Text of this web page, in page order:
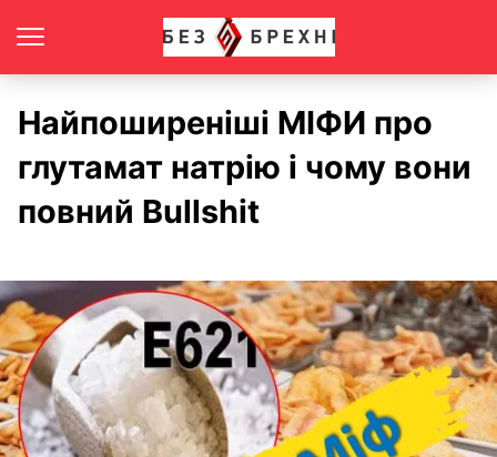
Найпоширеніші МІФИ про
глутамат натрію і чому вони
повний Bullshit